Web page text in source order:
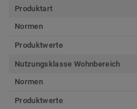
Produktart
Normen
Produktwerte
Nutzungsklasse Wohnbereich
Normen
Produktwerte